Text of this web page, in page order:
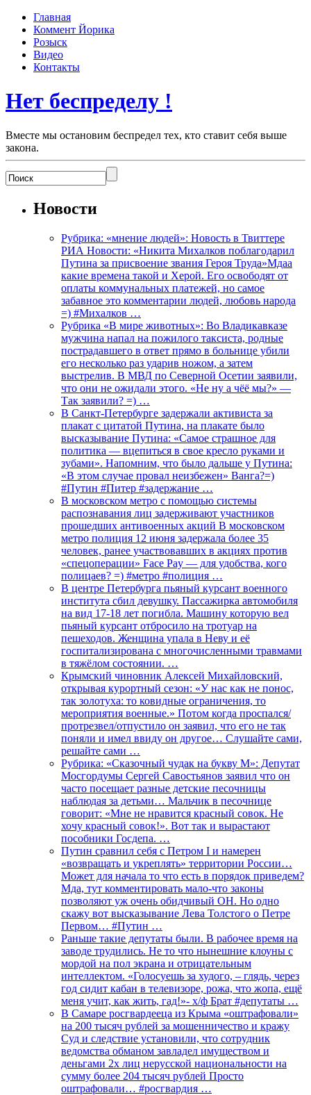
Главная
Коммент Йорика
Розыск
Видео
Контакты
Нет беспределу !
Вместе мы остановим беспредел тех, кто ставит себя выше
закона.
Новости
Рубрика: «мнение людей»: Новость в Твиттере
РИА Новости: «Никита Михалков поблагодарил
Путина за присвоение звания Героя Труда»Мдаа
какие времена такой и Херой. Его освободят от
оплаты коммунальных платежей, но самое
забавное это комментарии людей, любовь народа
=) #Михалков …
Рубрика «В мире животных»: Во Владикавказе
мужчина напал на пожилого таксиста, родные
пострадавшего в ответ прямо в больнице убили
его несколько раз ударив ножом, а затем
выстрелив. В МВД по Северной Осетии заявили,
что они не ожидали этого. «Не ну а чёё мы?» —
Так заявили? =) …
В Санкт-Петербурге задержали активиста за
плакат с цитатой Путина, на плакате было
высказывание Путина: «Самое страшное для
политика — вцепиться в свое кресло руками и
зубами». Напомним, что было дальше у Путина:
«В этом случае провал неизбежен» Ванга?=)
#Путин #Питер #задержание …
В московском метро с помощью системы
распознавания лиц задерживают участников
прошедших антивоенных акций В московском
метро полиция 12 июня задержала более 35
человек, ранее участвовавших в акциях против
«спецоперации» Face Pay — для удобства, кого
полицаев? =) #метро #полиция …
В центре Петербурга пьяный курсант военного
института сбил девушку. Пассажирка автомобиля
на вид 17-18 лет погибла. Машину которую вел
пьяный курсант отбросило на тротуар на
пешеходов. Женщина упала в Неву и её
госпитализирована с многочисленными травмами
в тяжёлом состоянии. …
Крымский чиновник Алексей Михайловский,
открывая курортный сезон: «У нас как не понос,
так золотуха: то ковидные ограничения, то
мероприятия военные.» Потом когда проспался/
протрезвел/отпустило он заявил, что его не так
поняли и имел ввиду он другое… Слушайте сами,
решайте сами …
Рубрика: «Сказочный чудак на букву М»: Депутат
Мосгордумы Сергей Савостьянов заявил что он
часто посещает разные детские песочницы
наблюдая за детьми… Мальчик в песочнице
говорит: «Мне не нравится красный совок. Не
хочу красный совок!». Вот так и вырастают
пособники Госдепа. …
Путин сравнил себя с Петром I и намерен
«возвращать и укреплять» территории России…
Может для начала то что есть в порядок приведем?
Мда, тут комментировать мало-что законы
позволяют уж очень обидчивый ОН. Но одно
скажу вот высказывание Лева Толстого о Петре
Первом… #Путин …
Раньше такие депутаты были. В рабочее время на
заводе трудились. Не то что нынешние клоуны с
мордой на пол экрана и отрицательным
интеллектом. «Голосуешь за худого, – глядь, через
год сидит кабан в телевизоре, рожа, что жопа, ещё
меня учит, как жить, гад!»- х/ф Брат #депутаты …
В Самаре росгвардееца из Крыма «оштрафовали»
на 200 тысяч рублей за мошенничество и кражу
Суд и следствие установили, что сотрудник
ведомства обманом завладел имуществом и
деньгами 2х лиц нерусской национальности на
сумму более 204 тысяч рублей Просто
оштрафовали… #росгвардия …